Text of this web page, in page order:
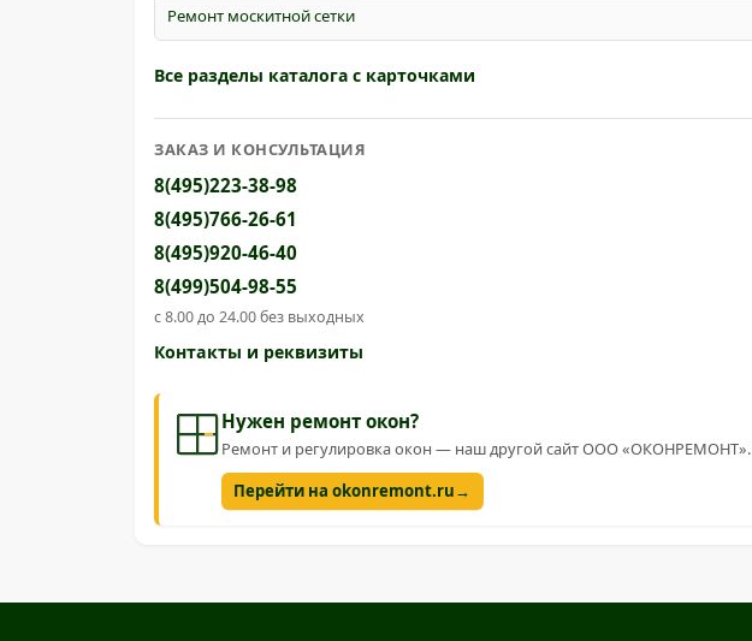
Ремонт москитной сетки
Все разделы каталога с карточками
ЗАКАЗ И КОНСУЛЬТАЦИЯ
8(495)223-38-98
8(495)766-26-61
8(495)920-46-40
8(499)504-98-55
с 8.00 до 24.00 без выходных
Контакты и реквизиты
Нужен ремонт окон?
Ремонт и регулировка окон — наш другой сайт ООО «ОКОНРЕМОНТ».
Перейти на okonremont.ru→